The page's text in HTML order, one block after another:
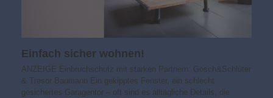
Einfach sicher wohnen!
ANZEIGE Einbruchschutz mit starken Partnern: Gosch&Schlüter
& Tresor Baumann Ein gekipptes Fenster, ein schlecht
gesichertes Garagentor – oft sind es alltägliche Details, die